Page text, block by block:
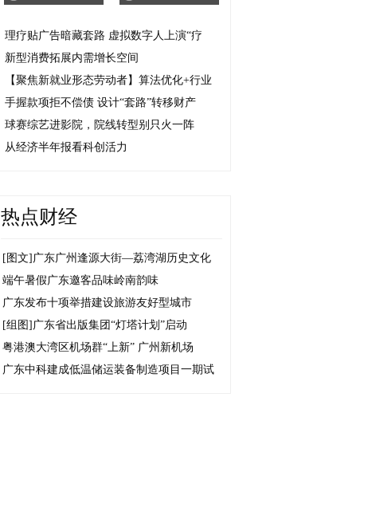
理疗贴广告暗藏套路 虚拟数字人上演“疗
新型消费拓展内需增长空间
【聚焦新就业形态劳动者】算法优化+行业
手握款项拒不偿债 设计“套路”转移财产
球赛综艺进影院，院线转型别只火一阵
从经济半年报看科创活力
热点财经
[图文] 广东广州逢源大街—荔湾湖历史文化
端午暑假广东邀客品味岭南韵味
广东发布十项举措建设旅游友好型城市
[组图] 广东省出版集团“灯塔计划”启动
粤港澳大湾区机场群“上新” 广州新机场
广东中科建成低温储运装备制造项目一期试